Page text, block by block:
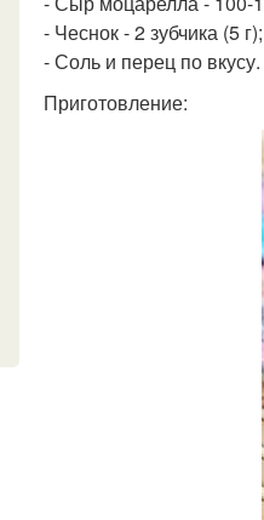
- Чеснок - 2 зубчика (5
- Соль и перец по вкусу.
Приготовление: